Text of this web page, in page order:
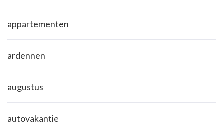
appartementen
ardennen
augustus
autovakantie